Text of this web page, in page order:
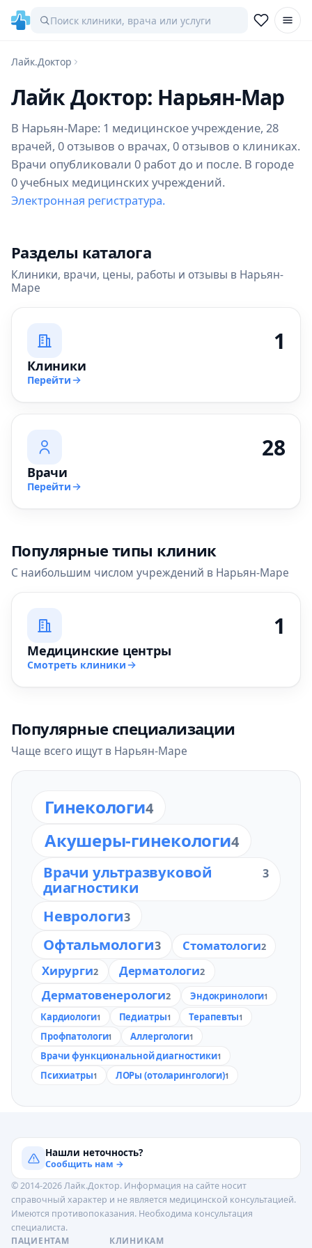
Лайк.Доктор
Лайк Доктор: Нарьян-Мар
В Нарьян-Маре: 1 медицинское учреждение, 28
врачей, 0 отзывов о врачах, 0 отзывов о клиниках.
Врачи опубликовали 0 работ до и после. В городе
0 учебных медицинских учреждений.
Электронная регистратура.
Разделы каталога
Клиники, врачи, цены, работы и отзывы в Нарьян-
Маре
1
Клиники
Перейти
28
Врачи
Перейти
Популярные типы клиник
С наибольшим числом учреждений в Нарьян-Маре
1
Медицинские центры
Смотреть клиники
Популярные специализации
Чаще всего ищут в Нарьян-Маре
Гинекологи4
Акушеры-гинекологи4
Врачи ультразвуковой
диагностики
3
Неврологи3
Офтальмологи3 Стоматологи2
Хирурги2 Дерматологи2
Дерматовенерологи2 Эндокринологи1
Кардиологи1 Педиатры1 Терапевты1
Профпатологи1 Аллергологи1
Врачи функциональной диагностики1
Психиатры1 ЛОРы (отоларингологи)1
Нашли неточность?
Сообщить нам →
© 2014-2026 Лайк.Доктор. Информация на сайте носит
справочный характер и не является медицинской консультацией.
Имеются противопоказания. Необходима консультация
специалиста.
ПАЦИЕНТАМ
КЛИНИКАМ